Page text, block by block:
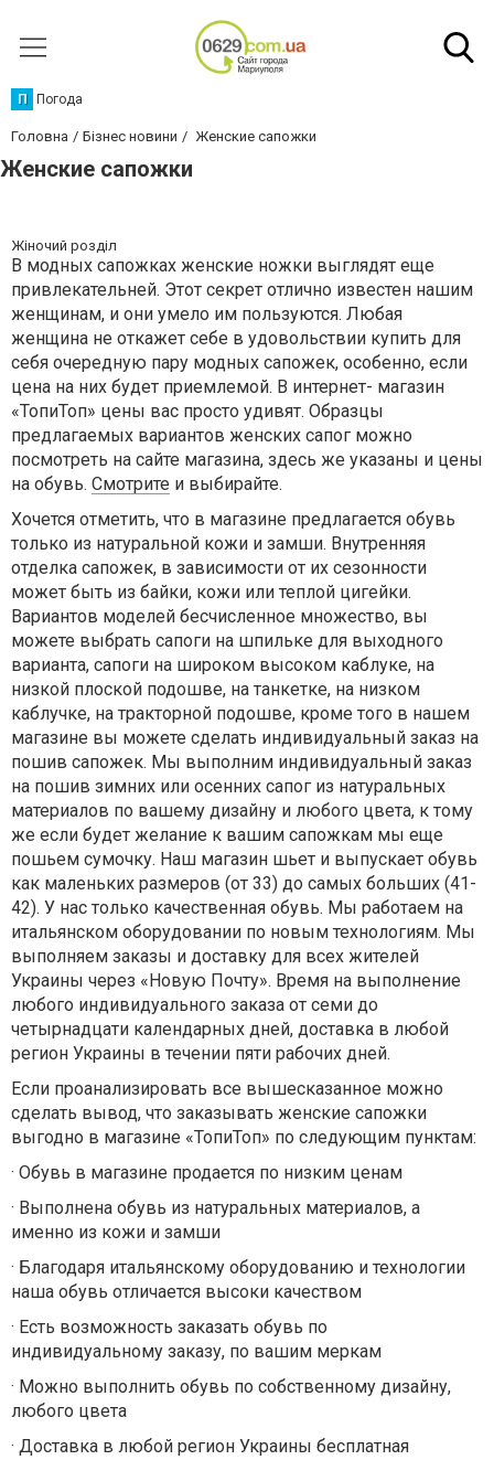
П Погода
Головна Бізнес новини Женские сапожки
Женские сапожки
Жіночий розділ
В модных сапожках женские ножки выглядят еще
привлекательней. Этот секрет отлично известен нашим
женщинам, и они умело им пользуются. Любая
женщина не откажет себе в удовольствии купить для
себя очередную пару модных сапожек, особенно, если
цена на них будет приемлемой. В интернет- магазин
«ТопиТоп» цены вас просто удивят. Образцы
предлагаемых вариантов женских сапог можно
посмотреть на сайте магазина, здесь же указаны и цены
на обувь. Смотрите и выбирайте.
Хочется отметить, что в магазине предлагается обувь
только из натуральной кожи и замши. Внутренняя
отделка сапожек, в зависимости от их сезонности
может быть из байки, кожи или теплой цигейки.
Вариантов моделей бесчисленное множество, вы
можете выбрать сапоги на шпильке для выходного
варианта, сапоги на широком высоком каблуке, на
низкой плоской подошве, на танкетке, на низком
каблучке, на тракторной подошве, кроме того в нашем
магазине вы можете сделать индивидуальный заказ на
пошив сапожек. Мы выполним индивидуальный заказ
на пошив зимних или осенних сапог из натуральных
материалов по вашему дизайну и любого цвета, к тому
же если будет желание к вашим сапожкам мы еще
пошьем сумочку. Наш магазин шьет и выпускает обувь
как маленьких размеров (от 33) до самых больших (41-
42). У нас только качественная обувь. Мы работаем на
итальянском оборудовании по новым технологиям. Мы
выполняем заказы и доставку для всех жителей
Украины через «Новую Почту». Время на выполнение
любого индивидуального заказа от семи до
четырнадцати календарных дней, доставка в любой
регион Украины в течении пяти рабочих дней.
Если проанализировать все вышесказанное можно
сделать вывод, что заказывать женские сапожки
выгодно в магазине «ТопиТоп» по следующим пунктам:
· Обувь в магазине продается по низким ценам
· Выполнена обувь из натуральных материалов, а
именно из кожи и замши
· Благодаря итальянскому оборудованию и технологии
наша обувь отличается высоки качеством
· Есть возможность заказать обувь по
индивидуальному заказу, по вашим меркам
· Можно выполнить обувь по собственному дизайну,
любого цвета
· Доставка в любой регион Украины бесплатная